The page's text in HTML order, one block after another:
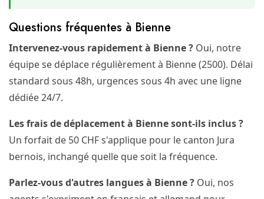
Questions fréquentes à Bienne
Intervenez-vous rapidement à Bienne ? Oui, notre
équipe se déplace régulièrement à Bienne (2500). Délai
standard sous 48h, urgences sous 4h avec une ligne
dédiée 24/7.
Les frais de déplacement à Bienne sont-ils inclus ?
Un forfait de 50 CHF s'applique pour le canton Jura
bernois, inchangé quelle que soit la fréquence.
Parlez-vous d'autres langues à Bienne ? Oui, nos